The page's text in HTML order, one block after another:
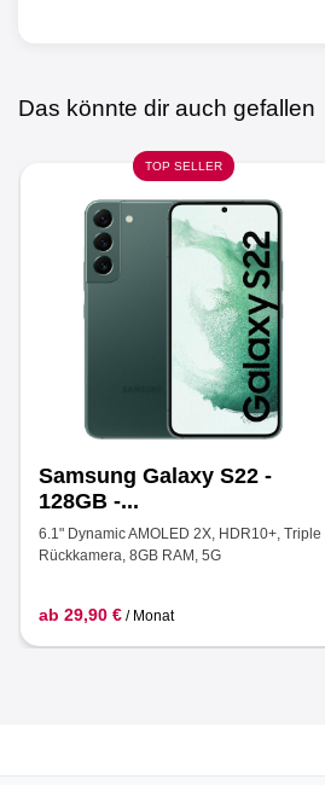
Das könnte dir auch gefallen
TOP SELLER
Samsung Galaxy S22 -
128GB -...
6.1" Dynamic AMOLED 2X, HDR10+, Triple
Rückkamera, 8GB RAM, 5G
ab 29,90 € / Monat